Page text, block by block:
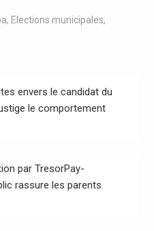
, Elections municipales,
envers le candidat du
le comportement
par TresorPay-
rassure les parents